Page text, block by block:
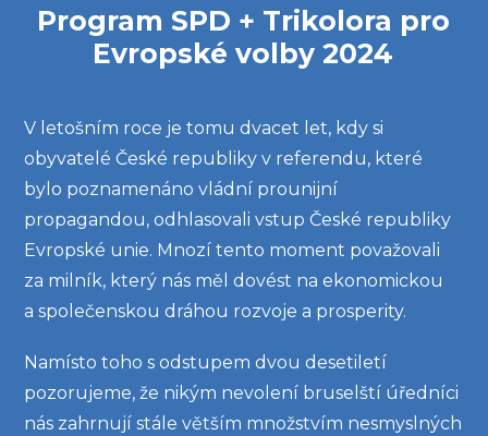
Program SPD + Trikolora pro
Evropské volby 2024
V letošním roce je tomu dvacet let, kdy si
obyvatelé České republiky v referendu, které
bylo poznamenáno vládní prounijní
propagandou, odhlasovali vstup České republiky
Evropské unie. Mnozí tento moment považovali
za milník, který nás měl dovést na ekonomickou
a společenskou dráhou rozvoje a prosperity.
Namísto toho s odstupem dvou desetiletí
pozorujeme, že nikým nevolení bruselští úředníci
nás zahrnují stále větším množstvím nesmyslných